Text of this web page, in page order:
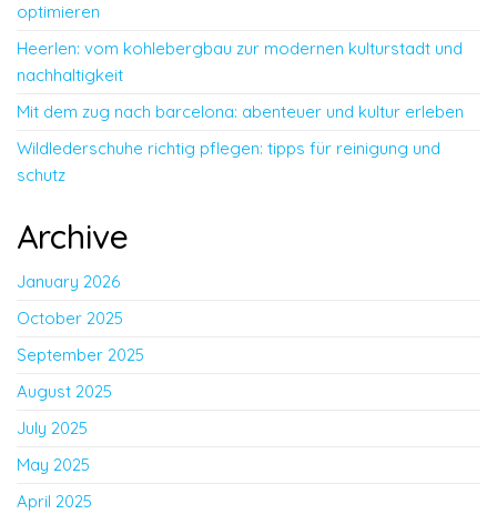
optimieren
Heerlen: vom kohlebergbau zur modernen kulturstadt und
nachhaltigkeit
Mit dem zug nach barcelona: abenteuer und kultur erleben
Wildlederschuhe richtig pflegen: tipps für reinigung und
schutz
Archive
January 2026
October 2025
September 2025
August 2025
July 2025
May 2025
April 2025